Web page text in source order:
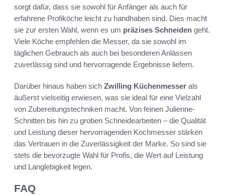
sorgt dafür, dass sie sowohl für Anfänger als auch für
erfahrene Profiköche leicht zu handhaben sind. Dies macht
sie zur ersten Wahl, wenn es um präzises Schneiden geht.
Viele Köche empfehlen die Messer, da sie sowohl im
täglichen Gebrauch als auch bei besonderen Anlässen
zuverlässig sind und hervorragende Ergebnisse liefern.
Darüber hinaus haben sich Zwilling Küchenmesser als
äußerst vielseitig erwiesen, was sie ideal für eine Vielzahl
von Zubereitungstechniken macht. Von feinen Julienne-
Schnitten bis hin zu groben Schneidearbeiten – die Qualität
und Leistung dieser hervorragenden Kochmesser stärken
das Vertrauen in die Zuverlässigkeit der Marke. So sind sie
stets die bevorzugte Wahl für Profis, die Wert auf Leistung
und Langlebigkeit legen.
FAQ